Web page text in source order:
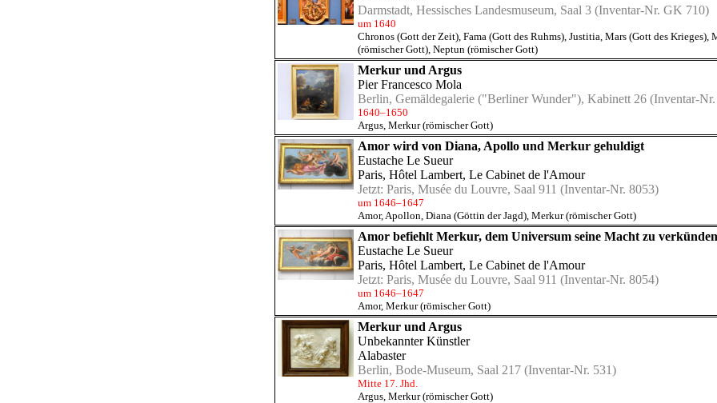
Darmstadt, Hessisches Landesmuseum, Saal 3 (Inventar-Nr. GK 710)
um 1640
Chronos (Gott der Zeit), Fama (Gott des Ruhms), Justitia, Mars (Gott des Krieges),
(römischer Gott), Neptun (römischer Gott)
Merkur und Argus
Pier Francesco Mola
Berlin, Gemäldegalerie ("Berliner Wunder"), Kabinett 26 (Inventar-
1640–1650
Argus, Merkur (römischer Gott)
Amor wird von Diana, Apollo und Merkur gehuldigt
Eustache Le Sueur
Paris, Hôtel Lambert, Le Cabinet de l'Amour
Jetzt: Paris, Musée du Louvre, Saal 911 (Inventar-Nr. 8053)
um 1646–1647
Amor,Apollon, Diana (Göttin der Jagd), Merkur (römischer Gott)
Amor befiehlt Merkur, dem Universum seine Macht zu verkünden
Eustache Le Sueur
Paris, Hôtel Lambert, Le Cabinet de l'Amour
Jetzt: Paris, Musée du Louvre, Saal 911 (Inventar-Nr. 8054)
um 1646–1647
Amor, Merkur (römischer Gott)
Merkur und Argus
Unbekannter Künstler
Alabaster
Berlin, Bode-Museum, Saal 217 (Inventar-Nr. 531)
Mitte 17. Jhd.
Argus, Merkur (römischer Gott)